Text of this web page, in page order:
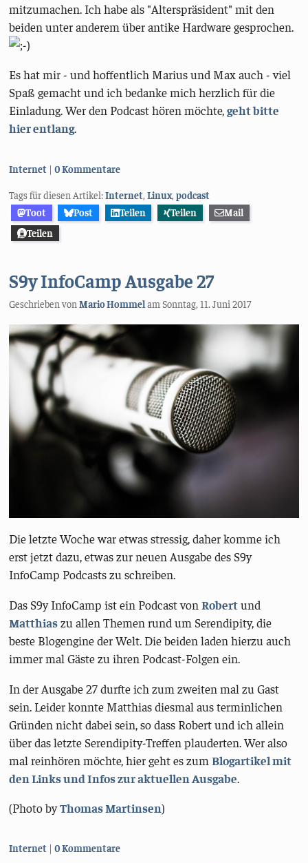
mitzumachen. Ich habe als "Alterspräsident" mit den
beiden unter anderem über antike Hardware gesprochen.
Es hat mir - und hoffentlich Marius und Max auch - viel
Spaß gemacht und ich bedanke mich herzlich für die
Einladung. Wer den Podcast hören möchte,geht bitte
hier entlang.
Kategorien:
Internet 0 Kommentare
Tags für diesen Artikel:Internet,Linux,podcast
Toot
Post Teilen Teilen
Mail
Teilen
S9y InfoCamp Ausgabe 27
Geschrieben vonMario HommelamSonntag, 11. Juni 2017
Die letzte Woche war etwas stressig, daher komme ich
erst jetzt dazu, etwas zur neuen Ausgabe des S9y
InfoCamp Podcasts zu schreiben.
Das S9y InfoCamp ist ein Podcast vonRobertund
Matthiaszu allen Themen rund um Serendipity, die
beste Blogengine der Welt. Die beiden laden hierzu auch
immer mal Gäste zu ihren Podcast-Folgen ein.
In der Ausgabe 27 durfte ich zum zweiten mal zu Gast
sein. Leider konnte Matthias diesmal aus terminlichen
Gründen nicht dabei sein, so dass Robert und ich allein
über das letzte Serendipity-Treffen plauderten. Wer also
mal reinhören möchte, hier geht es zumBlogartikel mit
den Links und Infos zur aktuellen Ausgabe.
(Photo byThomas Martinsen)
Kategorien:
Internet 0 Kommentare